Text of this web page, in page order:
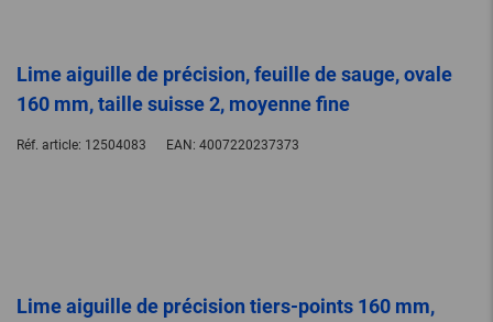
Lime aiguille de précision, feuille de sauge, ovale
160 mm, taille suisse 2, moyenne fine
Réf. article: 12504083 EAN: 4007220237373
Lime aiguille de précision tiers-points 160 mm,